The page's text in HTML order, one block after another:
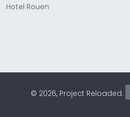
Hotel Rouen
© 2026, Project Reloaded.